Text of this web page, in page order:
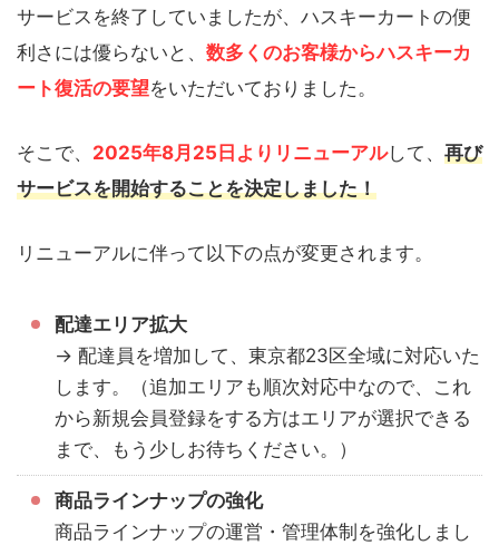
サービスを終了していましたが、ハスキーカートの便
利さには優らないと、 数多くのお客様からハスキーカ
ート復活の要望をいただいておりました。
そこで、 2025年8月25日よりリニューアルして、 再び
サービスを開始することを決定しました！
リニューアルに伴って以下の点が変更されます。
配達エリア拡大
→ 配達員を増加して、東京都23区全域に対応いた
します。（追加エリアも順次対応中なので、これ
から新規会員登録をする方はエリアが選択できる
まで、もう少しお待ちください。）
商品ラインナップの強化
商品ラインナップの運営・管理体制を強化しまし